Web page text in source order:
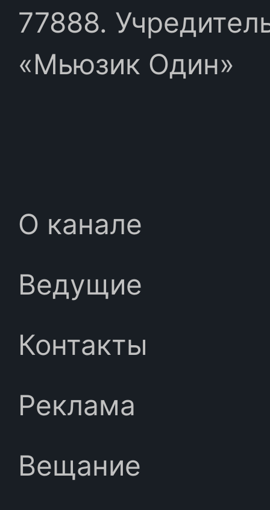
77888.
«Мьюзик Один»
О канале
Ведущие
Контакты
Реклама
Вещание